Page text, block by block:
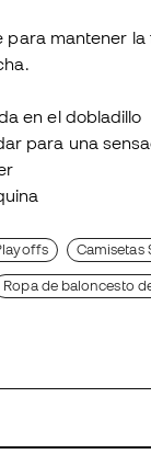
para mantener
en el dobladillo
para una
Camisetas
Ropa de baloncesto